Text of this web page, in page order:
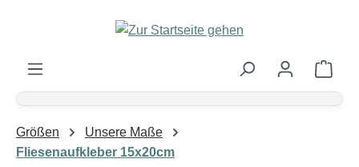
Zum Hauptinhalt springen
Größen
Unsere Maße
Fliesenaufkleber 15x20cm